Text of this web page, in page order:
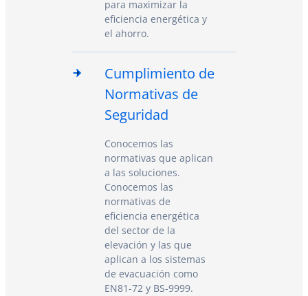
para maximizar la
eficiencia energética y
el ahorro.
Cumplimiento de
Normativas de
Seguridad
Conocemos las
normativas que aplican
a las soluciones.
Conocemos las
normativas de
eficiencia energética
del sector de la
elevación y las que
aplican a los sistemas
de evacuación como
EN81-72 y BS-9999.